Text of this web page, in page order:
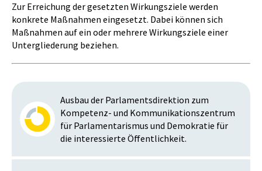
Zur Erreichung der gesetzten Wirkungsziele werden
konkrete Maßnahmen eingesetzt. Dabei können sich
Maßnahmen auf ein oder mehrere Wirkungsziele einer
Untergliederung beziehen.
Ausbau der Parlamentsdirektion zum
Kompetenz- und Kommunikationszentrum
für Parlamentarismus und Demokratie für
die interessierte Öffentlichkeit.